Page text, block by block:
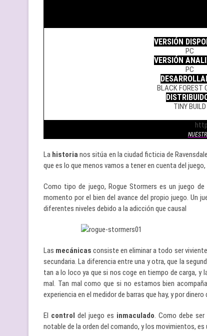
VERSIÓN
PC
VERSIÓN
PC
BLACK FOREST
TINY BUILD
La historianos sitúa en la ciudad ficticia de
que es lo que menos vamos a tener en cuenta del
Como tipo de juego, Rogue Stormers es un juego de
momento por el bien del avance del propio juego. Un
diferentes niveles debido a la adicción que causal
Las mecánicas consiste en eliminar a todo ser
secundaria. La diferencia entre una y otra, que la
tan a lo loco ya que si nos coge en tiempo de carga, y
mal. Tan mal como que si no estamos bien
experiencia en el medidor de barras que hay, y por
El control del juego es inmaculado. Como debe
notable de la orden del comando, y los movimientos,